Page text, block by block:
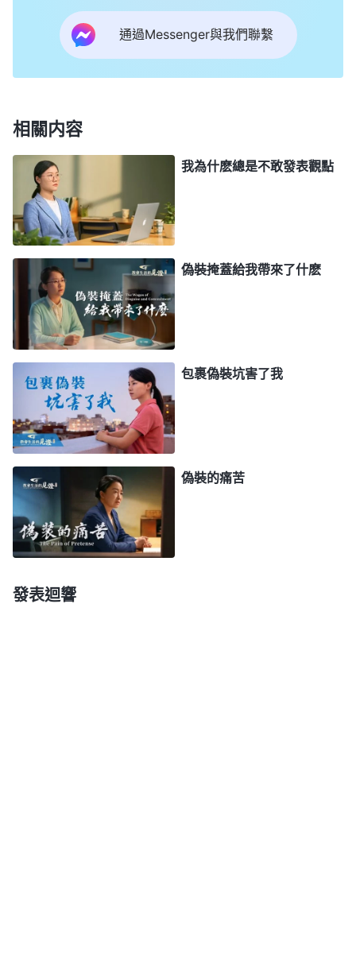
是虚偽、詭詐。我不按着神的要求把本分盡好還報神
的愛，却把自己端到了帶領的地位上，竭力地維護自
己的地位，樹立在弟兄姊妹心中的形象，處處偽裝自
是在欺騙神、抵擋神，也是在糊弄弟兄姊妹，這種性
情實在讓神厭憎。我就向神禱告：「神啊，我不願再
繼續偽裝下去，願你開啓帶領我，使我對自己的敗壞
性情能有認識。」
後來，我就繼續讀神話解决自己的問題。我看到
神的話説：「
敵基督無論在什麽場合下，無論盡什麽
本分，都擺出一副没有軟弱、總是剛强、充滿
從來不消極的架勢，讓人看不出他們的真實身量與對
神的真實態度。其實，他們内心深處真的認為自己無
所不能嗎？真的認為自己没有軟弱、消極，没有敗壞
流露嗎？絶對不是。他們善于偽裝、善于隱藏，他們
喜歡讓人看見他們剛强的一面、光彩的一面，不願意
讓人看見他們軟弱的一面、真實的一面。這個目的很
顯然，無非就是為了維護自己的虚榮臉面，維護自己
在人心中的地位。他認為，如果在人面前公開了自己
的消極、軟弱，公開了自己悖逆、敗壞的一面，這會
對自己的地位、名譽産生極大的危害，是得不償失的
事，所以他寧死也不會説自己有軟弱、有悖逆、有消
極的時候，即便有一天大家看見他軟弱、悖逆的一
通過Messenger與我們聯繫
相關内容
我為什麽總是不敢發表觀點
偽裝掩蓋給我帶來了什麽
包裹偽裝坑害了我
偽裝的痛苦
發表迴響